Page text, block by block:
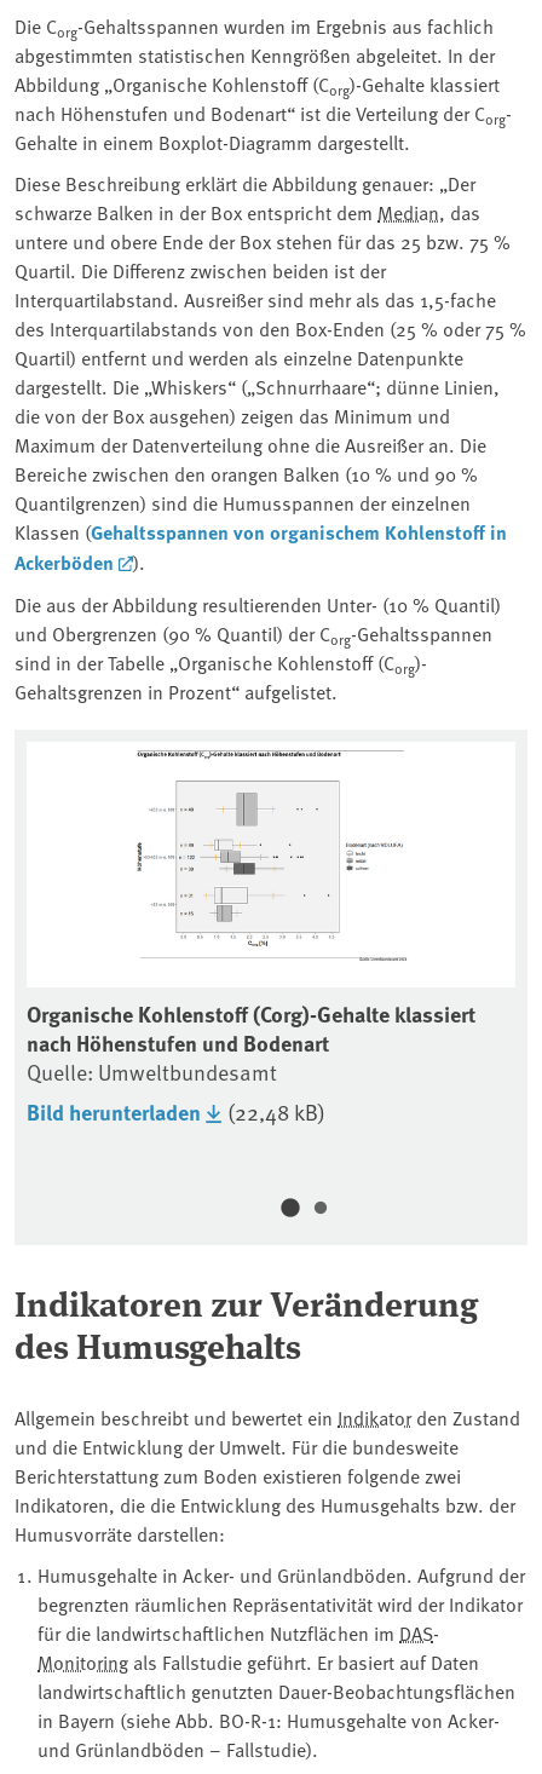
Die Corg-Gehaltsspannen wurden im Ergebnis aus fachlich
abgestimmten statistischen Kenngrößen abgeleitet. In der
Abbildung „Organische Kohlenstoff (Corg)-Gehalte klassiert
nach Höhenstufen und Bodenart“ ist die Verteilung der Corg-
Gehalte in einem Boxplot-Diagramm dargestellt.
Diese Beschreibung erklärt die Abbildung genauer: „Der
schwarze Balken in der Box entspricht dem Median, das
untere und obere Ende der Box stehen für das 25 bzw. 75 %
Quartil. Die Differenz zwischen beiden ist der
Interquartilabstand. Ausreißer sind mehr als das 1,5-fache
des Interquartilabstands von den Box-Enden (25 % oder 75 %
Quartil) entfernt und werden als einzelne Datenpunkte
dargestellt. Die „Whiskers“ („Schnurrhaare“; dünne Linien,
die von der Box ausgehen) zeigen das Minimum und
Maximum der Datenverteilung ohne die Ausreißer an. Die
Bereiche zwischen den orangen Balken (10 % und 90 %
Quantilgrenzen) sind die Humusspannen der einzelnen
Klassen (Gehaltsspannen von organischem Kohlenstoff in
Ackerböden
).
Die aus der Abbildung resultierenden Unter- (10 % Quantil)
und Obergrenzen (90 % Quantil) der Corg-Gehaltsspannen
sind in der Tabelle „Organische Kohlenstoff (Corg)-
Gehaltsgrenzen in Prozent“ aufgelistet.
Organische Kohlenstoff (Corg)-Gehalte klassiert
nach Höhenstufen und Bodenart
Quelle: Umweltbundesamt
Bild herunterladen (22,48 kB)
Indikatoren zur Veränderung
des Humusgehalts
Allgemein beschreibt und bewertet ein Indikatorden Zustand
und die Entwicklung der Umwelt. Für die bundesweite
Berichterstattung zum Boden existieren folgende zwei
Indikatoren, die die Entwicklung des Humusgehalts bzw. der
Humusvorräte darstellen:
Humusgehalte in Acker- und Grünlandböden. Aufgrund der
begrenzten räumlichen Repräsentativität wird der Indikator
für die landwirtschaftlichen Nutzflächen im DAS-
Monitoring als Fallstudie geführt. Er basiert auf Daten
landwirtschaftlich genutzten Dauer-Beobachtungsflächen
in Bayern (siehe Abb. BO-R-1: Humusgehalte von Acker-
und Grünlandböden – Fallstudie).